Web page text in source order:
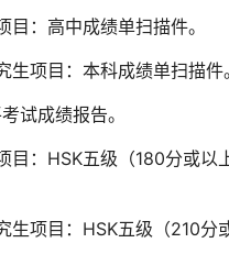
目：高中成绩单扫描件。
生项目：本科成绩单扫描件。
试成绩报告。
目：HSK五级（180分或以
生项目：HSK五级（210分